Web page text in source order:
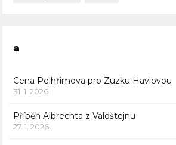
a
Cena Pelhřimova pro Zuzku Havlovou
31. 1. 2026
Příběh Albrechta z Valdštejnu
27. 1. 2026